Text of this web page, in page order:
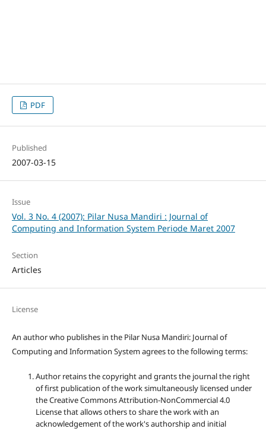
PDF
Published
2007-03-15
Issue
Vol. 3 No. 4 (2007): Pilar Nusa Mandiri : Journal of
Computing and Information System Periode Maret 2007
Section
Articles
License
An author who publishes in the Pilar Nusa Mandiri: Journal of
Computing and Information System agrees to the following terms:
Author retains the copyright and grants the journal the right
of first publication of the work simultaneously licensed under
the Creative Commons Attribution-NonCommercial 4.0
License that allows others to share the work with an
acknowledgement of the work's authorship and initial